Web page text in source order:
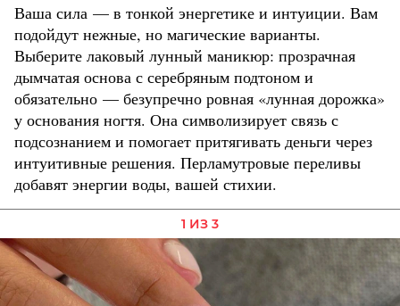
Ваша сила — в тонкой энергетике и интуиции. Вам
подойдут нежные, но магические варианты.
Выберите лаковый лунный маникюр: прозрачная
дымчатая основа с серебряным подтоном и
обязательно — безупречно ровная «лунная дорожка»
у основания ногтя. Она символизирует связь с
подсознанием и помогает притягивать деньги через
интуитивные решения. Перламутровые переливы
добавят энергии воды, вашей стихии.
1 ИЗ 3